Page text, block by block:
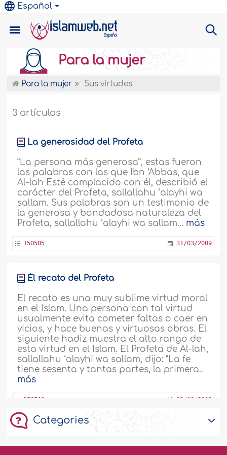
Español
Para la mujer
Para la mujer Sus virtudes
3 artículos
La generosidad del Profeta
“La persona más generosa”, estas fueron
las palabras con las que Ibn ‘Abbas, que
Al-lah Esté complacido con él, describió el
carácter del Profeta, sallallahu ‘alayhi wa
sallam. Sus palabras son un testimonio de
la generosa y bondadosa naturaleza del
Profeta, sallallahu ‘alayhi wa sallam... más
150505 31/03/2009
Él recato del Profeta
El recato es una muy sublime virtud moral
en el Islam. Una persona con tal virtud
usualmente evita cometer faltas o caer en
vicios, y hace buenas y virtuosas obras. El
siguiente hadiz muestra el alto rango de
esta virtud en el Islam. El Profeta de Al-lah,
sallallahu ‘alayhi wa sallam, dijo: “La fe
tiene sesenta y tantas partes, la primera..
más
150502 31/03/2009
Muhammad
Categories